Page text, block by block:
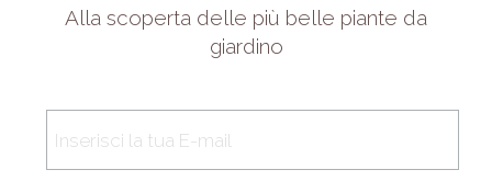
Alla scoperta delle più belle piante da
giardino